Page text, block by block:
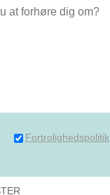
Fortrolighedspolitik